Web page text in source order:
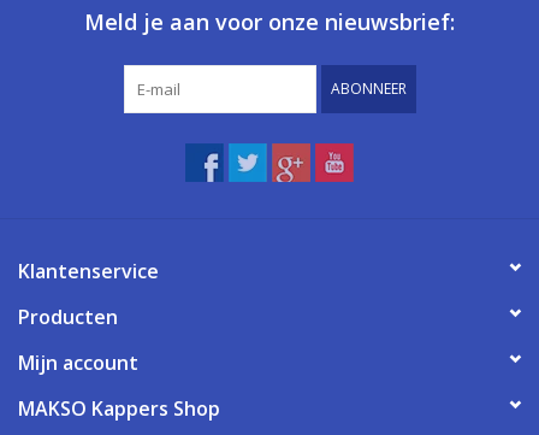
Meld je aan voor onze nieuwsbrief:
ABONNEER
Klantenservice
Producten
Mijn account
MAKSO Kappers Shop